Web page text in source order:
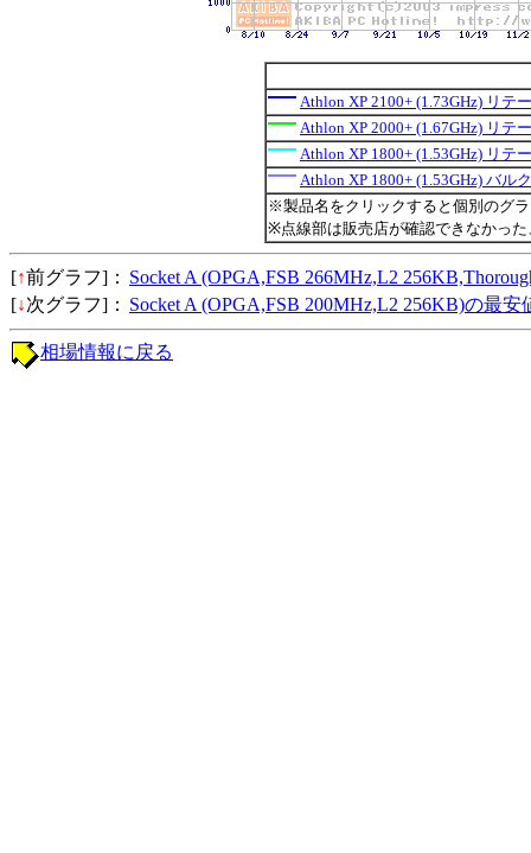
Athlon XP 2100+ (1.73GHz) リテ
Athlon XP 2000+ (1.67GHz) リテ
Athlon XP 1800+ (1.53GHz) リテ
Athlon XP 1800+ (1.53GHz) バルク
※製品名をクリックすると個別のグ
※点線部は販売店が確認できなかっ
[↑前グラフ]： Socket A (OPGA,FSB 266MHz,L2
[↓次グラフ]： Socket A (OPGA,FSB 200MHz,L2 256KB)の最安
相場情報に戻る